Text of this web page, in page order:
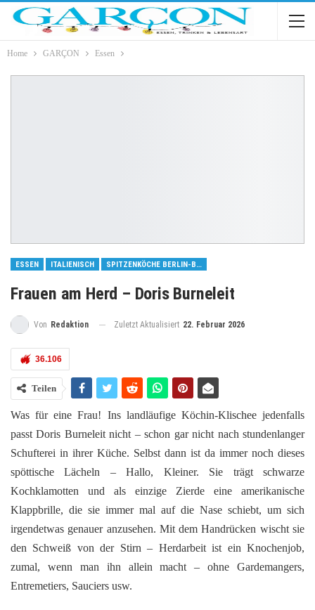
Home GARÇON Essen
ESSEN ITALIENISCH SPITZENKÖCHE BERLIN-BRANDENBURG
Frauen am Herd – Doris Burneleit
Von Redaktion Zuletzt Aktualisiert 22. Februar 2026
36.106
Teilen
Was für eine Frau! Ins landläufige Köchin-Klischee jedenfalls
passt Doris Burneleit nicht – schon gar nicht nach stundenlanger
Schufterei in ihrer Küche. Selbst dann ist da immer noch dieses
spöttische Lächeln – Hallo, Kleiner. Sie trägt schwarze
Kochklamotten und als einzige Zierde eine amerikanische
Klappbrille, die sie immer mal auf die Nase schiebt, um sich
irgendetwas genauer anzusehen. Mit dem Handrücken wischt sie
den Schweiß von der Stirn – Herdarbeit ist ein Knochenjob,
zumal, wenn man ihn allein macht – ohne Gardemangers,
Entremetiers, Sauciers usw.